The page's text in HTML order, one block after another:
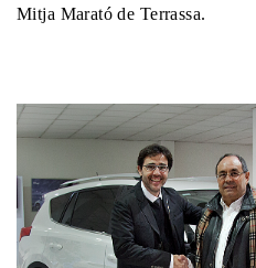
Mitja Marató de Terrassa.